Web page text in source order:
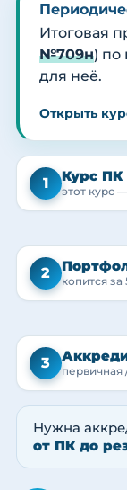
Итоговая
№709н) по
для неё.
Открыть
1 Курс ПК
этот курс
2 копится
3
Нужна
от ПК до